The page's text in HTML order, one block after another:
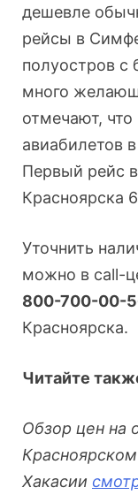
дешевле
рейсы в
полуостров с
много
отмечают,
авиабилетов
Первый рейс
Красноярска
Уточнить
можно в call-
800-700-00-
Красноярска.
Читайте
Обзор цен на
Хакасии